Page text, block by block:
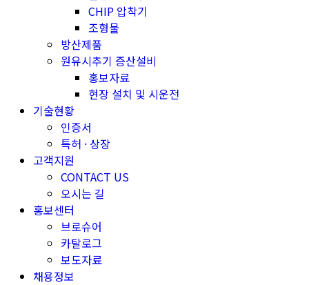
CHIP 압착기
조형물
방산제품
원유시추기 증산설비
홍보자료
현장 설치 및 시운전
기술현황
인증서
특허 · 상장
고객지원
CONTACT US
오시는 길
홍보센터
브로슈어
카탈로그
보도자료
채용정보